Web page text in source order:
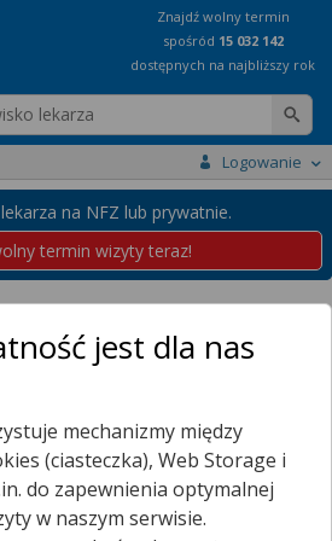
Znajdź wolny termin
spośród 15 032 142
dostępnych na najbliższy rok
Logowanie
na NFZ lub prywatnie.
termin wizyty teraz!
Karliniejest dla nas
mechanizmy między
(ciasteczka), Web Storage i
do zapewnienia optymalnej
w naszym serwisie.